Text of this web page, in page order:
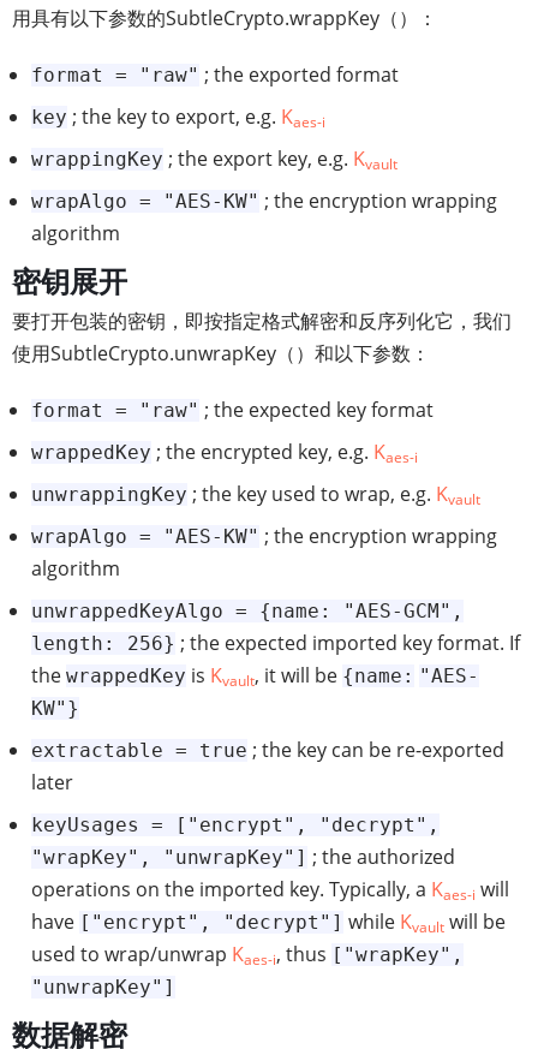
用具有以下参数的SubtleCrypto.wrappKey（）：
format = "raw" ; the exported format
key ; the key to export, e.g. Kaes-i
wrappingKey ; the export key, e.g. Kvault
wrapAlgo = "AES-KW" ; the encryption wrapping
algorithm
密钥展开
要打开包装的密钥，即按指定格式解密和反序列化它，我们
使用SubtleCrypto.unwrapKey（）和以下参数：
format = "raw" ; the expected key format
wrappedKey ; the encrypted key, e.g. Kaes-i
unwrappingKey ; the key used to wrap, e.g. Kvault
wrapAlgo = "AES-KW" ; the encryption wrapping
algorithm
unwrappedKeyAlgo = {name: "AES-GCM",
length: 256} ; the expected imported key format. If
the wrappedKey is Kvault, it will be {name: "AES-
KW"}
extractable = true ; the key can be re-exported
later
keyUsages = ["encrypt", "decrypt",
"wrapKey", "unwrapKey"] ; the authorized
operations on the imported key. Typically, a Kaes-i will
have ["encrypt", "decrypt"] while Kvault will be
used to wrap/unwrap Kaes-i, thus ["wrapKey",
"unwrapKey"]
数据解密